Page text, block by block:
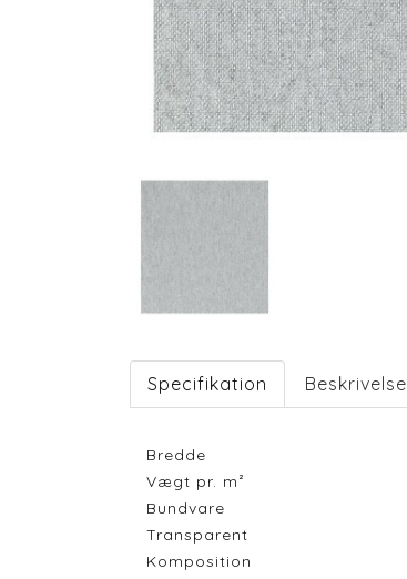
Specifikation Beskrivelse
Bredde
Vægt pr. m²
Bundvare
Transparent
Komposition